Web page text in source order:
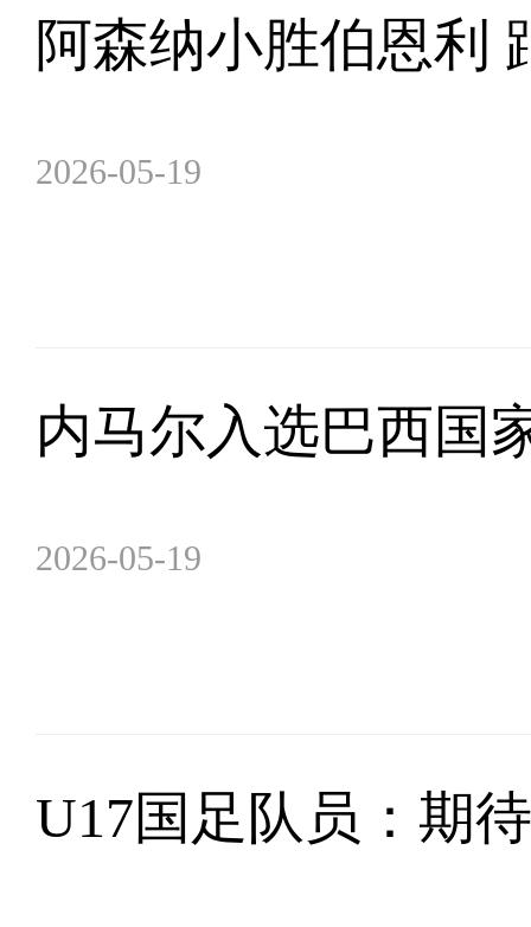
阿森纳小胜伯恩利
2026-05-19
内马尔入选巴西国
2026-05-19
U17国足队员：期